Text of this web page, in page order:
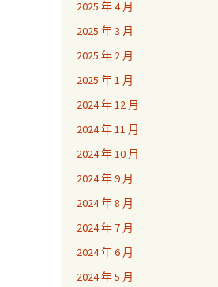
2025 年 4 月
2025 年 3 月
2025 年 2 月
2025 年 1 月
2024 年 12 月
2024 年 11 月
2024 年 10 月
2024 年 9 月
2024 年 8 月
2024 年 7 月
2024 年 6 月
2024 年 5 月